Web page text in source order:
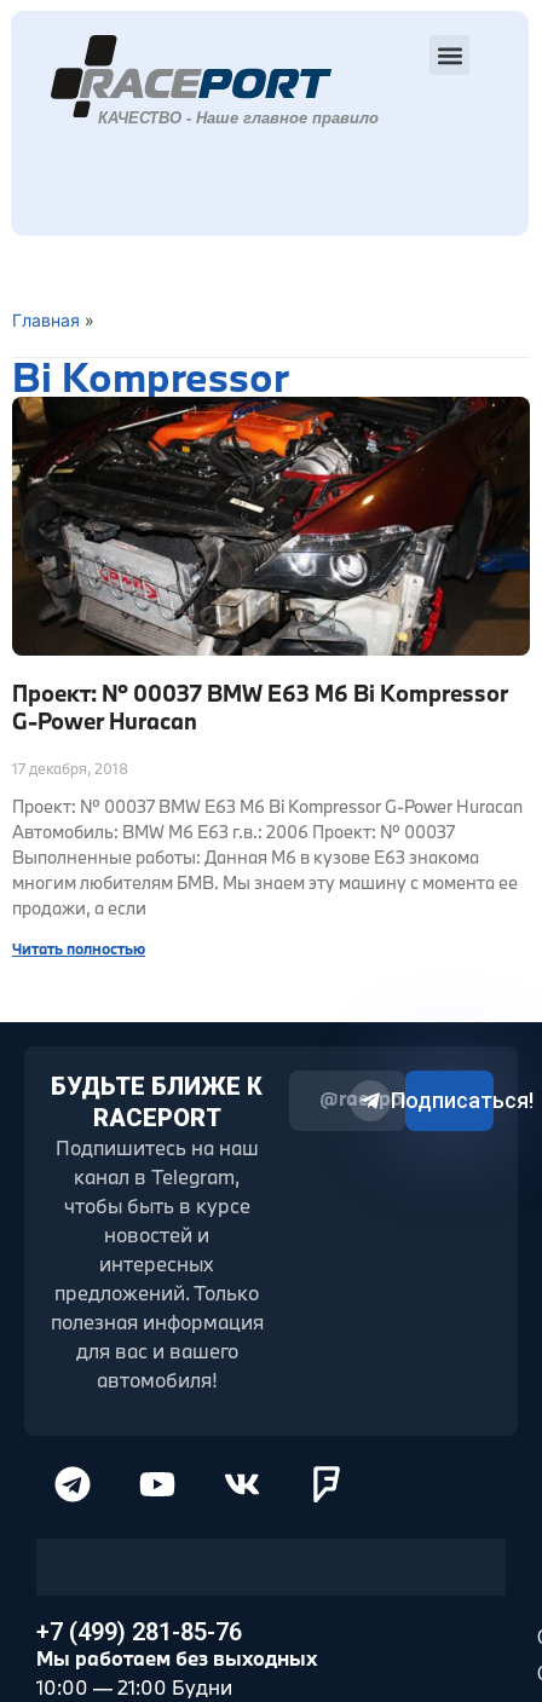
Главная »
Bi Kompressor
Проект: № 00037 BMW E63 M6 Bi Kompressor
G-Power Huracan
17 декабря, 2018
Проект: № 00037 BMW E63 M6 Bi Kompressor G-Power Huracan
Автомобиль: BMW M6 E63 г.в.: 2006 Проект: № 00037
Выполненные работы: Данная М6 в кузове Е63 знакома
многим любителям БМВ. Мы знаем эту машину с момента ее
продажи, а если
Читать полностью
БУДЬТЕ БЛИЖЕ К
RACEPORT
Подпишитесь на наш
канал в Telegram,
чтобы быть в курсе
новостей и
интересных
предложений. Только
полезная информация
для вас и вашего
автомобиля!
@raceport2022
Подписаться!
+7 (499) 281-85-76
Мы работаем без выходных
10:00 — 21:00 Будни